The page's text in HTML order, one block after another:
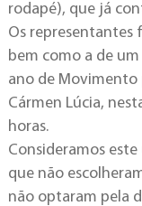
rodapé), que já
Os representantes
bem como a de
ano de Movimento
Cármen Lúcia,
horas.
Consideramos
que não
não optaram pela